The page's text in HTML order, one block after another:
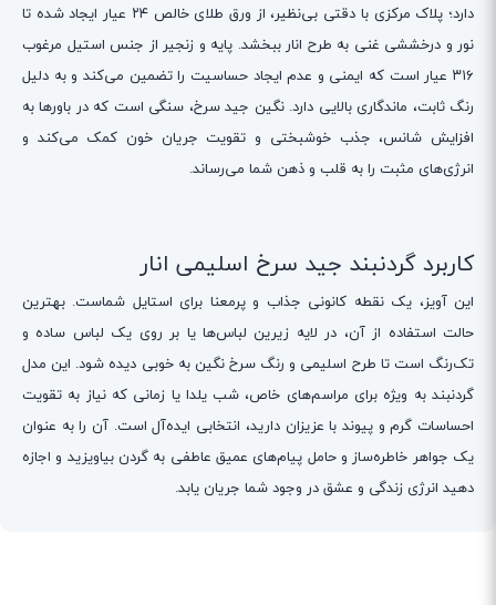
دارد؛ پلاک مرکزی با دقتی بی‌نظیر، از ورق طلای خالص ۲۴ عیار ایجاد شده تا
نور و درخششی غنی به طرح انار ببخشد. پایه و زنجیر از جنس استیل مرغوب
۳۱۶ عیار است که ایمنی و عدم ایجاد حساسیت را تضمین می‌کند و به دلیل
رنگ ثابت، ماندگاری بالایی دارد. نگین جید سرخ، سنگی است که در باورها به
افزایش شانس، جذب خوشبختی و تقویت جریان خون کمک می‌کند و
انرژی‌های مثبت را به قلب و ذهن شما می‌رساند.
کاربرد گردنبند جید سرخ اسلیمی انار
این آویز، یک نقطه کانونی جذاب و پرمعنا برای استایل شماست. بهترین
حالت استفاده از آن، در لایه زیرین لباس‌ها یا بر روی یک لباس ساده و
تک‌رنگ است تا طرح اسلیمی و رنگ سرخ نگین به خوبی دیده شود. این مدل
گردنبند به ویژه برای مراسم‌های خاص، شب یلدا یا زمانی که نیاز به تقویت
احساسات گرم و پیوند با عزیزان دارید، انتخابی ایده‌آل است. آن را به عنوان
یک جواهر خاطره‌ساز و حامل پیام‌های عمیق عاطفی به گردن بیاویزید و اجازه
دهید انرژی زندگی و عشق در وجود شما جریان یابد.